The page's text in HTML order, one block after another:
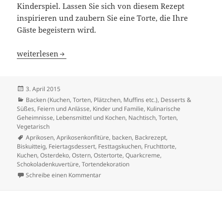
Kinderspiel. Lassen Sie sich von diesem Rezept
inspirieren und zaubern Sie eine Torte, die Ihre
Gäste begeistern wird.
Ostertorte mit Aprikosen: Das Rezept zum Nachmachen
weiterlesen
Veröffentlicht
am
3. April 2015
Kategorien
Backen (Kuchen, Torten, Plätzchen, Muffins etc.), Desserts &
Süßes, Feiern und Anlässe, Kinder und Familie, Kulinarische
Geheimnisse, Lebensmittel und Kochen, Nachtisch,Torten,
Vegetarisch
Schlagwörter
Aprikosen,Aprikosenkonfitüre, backen, Backrezept,
Biskuitteig, Feiertagsdessert, Festtagskuchen, Fruchttorte,
Kuchen,Osterdeko,Ostern,Ostertorte,Quarkcreme,
Schokoladenkuvertüre,Tortendekoration
Schreibe einen Kommentarzu Ostertorte mit Aprikosen: Das Rezept